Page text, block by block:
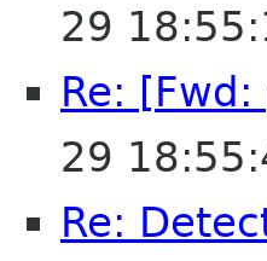
29
Re:
29
Re: